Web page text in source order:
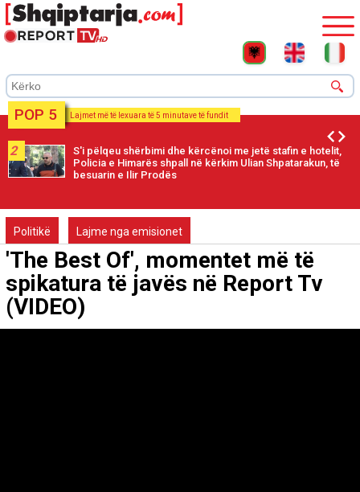
POP 5 Lajmet më të lexuara të 5 minutave të fundit
2
S'i pëlqeu shërbimi dhe kërcënoi me jetë stafin e hotelit,
Policia e Himarës shpall në kërkim Ulian Shpatarakun, të
besuarin e Ilir Prodës
Politikë Lajme nga emisionet
'The Best Of', momentet më të
spikatura të javës në Report Tv
(VIDEO)